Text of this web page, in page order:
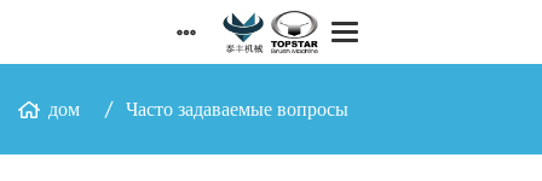
дом Часто задаваемые вопросы